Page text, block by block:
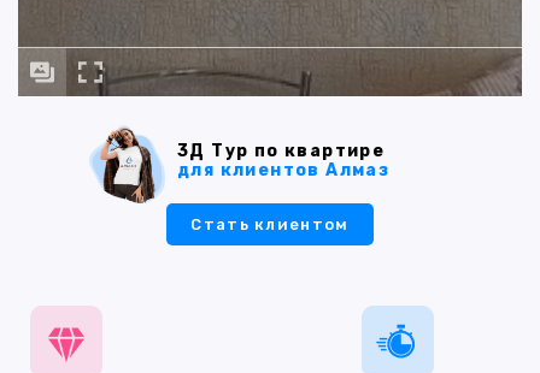
3Д Тур по квартире
для клиентов Алмаз
Стать клиентом